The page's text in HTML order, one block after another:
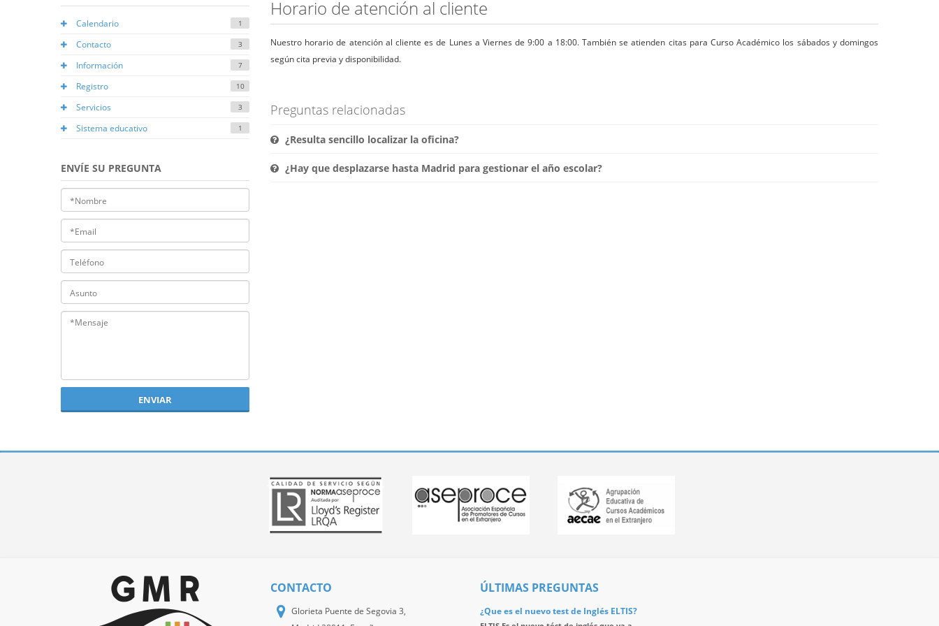
Horario de atención al cliente
Nuestro horario de atención al cliente es de Lunes a Viernes de 9:00 a 18:00. También se atienden citas para Curso Académico los sábados y domingos
según cita previa y disponibilidad.
Preguntas relacionadas
¿Resulta sencillo localizar la oficina?
¿Hay que desplazarse hasta Madrid para gestionar el año escolar?
Calendario 1
Contacto 3
Información 7
Registro 10
Servicios 3
Sistema educativo 1
ENVÍE SU PREGUNTA
ENVIAR
CONTACTO
Glorieta Puente de Segovia 3,
ÚLTIMAS PREGUNTAS
¿Que es el nuevo test de Inglés ELTIS?